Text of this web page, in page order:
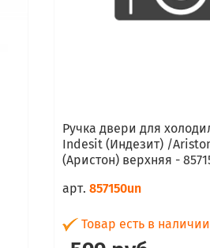
Ручка двери для
Indesit (Индезит) /
(Аристон) верхняя -
арт.857150un
Товар есть в наличии